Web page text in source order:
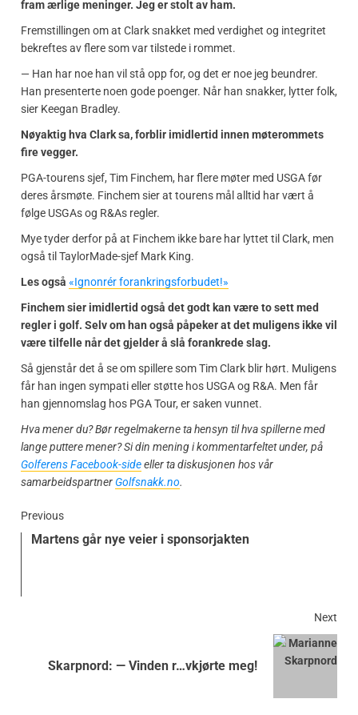
fram ærlige meninger. Jeg er stolt av ham.
Fremstillingen om at Clark snakket med verdighet og integritet
bekreftes av flere som var tilstede i rommet.
— Han har noe han vil stå opp for, og det er noe jeg beundrer.
Han presenterte noen gode poenger. Når han snakker, lytter folk,
sier Keegan Bradley.
Nøyaktig hva Clark sa, forblir imidlertid innen møterommets
fire vegger.
PGA-tourens sjef, Tim Finchem, har flere møter med USGA før
deres årsmøte. Finchem sier at tourens mål alltid har vært å
følge USGAs og R&As regler.
Mye tyder derfor på at Finchem ikke bare har lyttet til Clark, men
også til TaylorMade-sjef Mark King.
Les også «Ignonrér forankringsforbudet!»
Finchem sier imidlertid også det godt kan være to sett med
regler i golf. Selv om han også påpeker at det muligens ikke vil
være tilfelle når det gjelder å slå forankrede slag.
Så gjenstår det å se om spillere som Tim Clark blir hørt. Muligens
får han ingen sympati eller støtte hos USGA og R&A. Men får
han gjennomslag hos PGA Tour, er saken vunnet.
Hva mener du? Bør regelmakerne ta hensyn til hva spillerne med
lange puttere mener? Si din mening i kommentarfeltet under, på
Golferens Facebook-sideeller ta diskusjonen hos vår
samarbeidspartner Golfsnakk.no.
Previous
Martens går nye veier i sponsorjakten
Next
Skarpnord: — Vinden r…vkjørte meg!